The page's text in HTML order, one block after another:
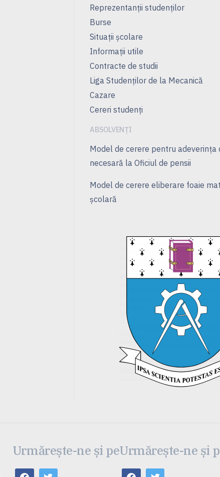
Reprezentanţii studenţilor
Burse
Situații școlare
Informații utile
Contracte de studii
Liga Studenţilor de la Mecanică
Cazare
Cereri studenți
ABSOLVENȚI
Model de cerere pentru adeverința
necesară la Oficiul de pensii
Model de cerere eliberare foaie
școlară
Urmărește-ne și peUrmărește-ne și